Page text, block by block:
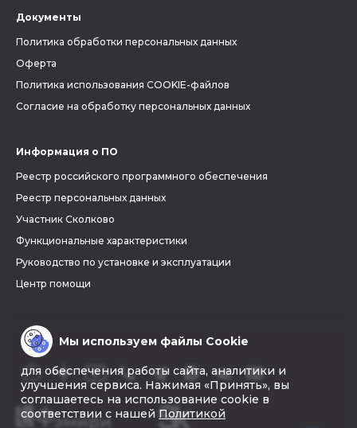
Документы
Политика обработки персональных данных
Оферта
Политика использования COOKIE-файлов
Согласие на обработку персональных данных
Информация о ПО
Реестр российского программного обеспечения
Реестр персональных данных
Участник Сколково
Функциональные характеристики
Руководство по установке и эксплуатации
Центр помощи
Мы используем файлы Cookie
для обеспечения работы сайта, аналитики и
улучшения сервиса. Нажимая «Принять», вы
соглашаетесь на использование cookie в
соответствии с нашей Политикой